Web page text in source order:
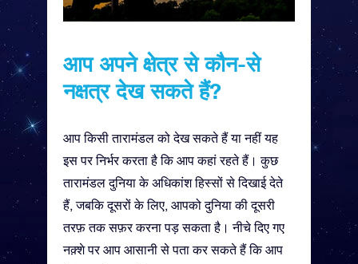
आप अपने क्षेत्र से कौन-से
नक्षत्र देख सकते हैं?
आप किसी तारामंडल को देख सकते हैं या नहीं यह
इस पर निर्भर करता है कि आप कहां रहते हैं। कुछ
तारामंडल दुनिया के अधिकांश हिस्सों से दिखाई देते
हैं, जबकि दूसरों के लिए, आपको दुनिया की दूसरी
तरफ़ तक सफ़र करना पड़ सकता है। नीचे दिए गए
नक़्शे पर आप आसानी से पता कर सकते हैं कि आप